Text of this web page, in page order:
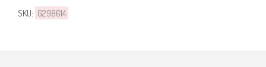
SKU: G298614